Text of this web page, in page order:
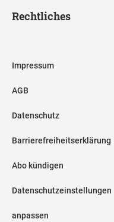
Rechtliches
Impressum
AGB
Datenschutz
Barrierefreiheitserklärung
Abo kündigen
Datenschutzeinstellungen
anpassen